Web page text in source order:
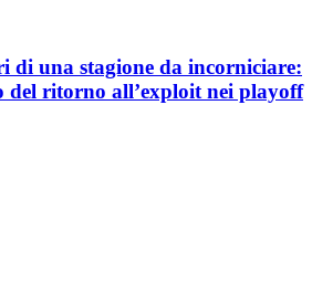
di una stagione da incorniciare:
del ritorno all’exploit nei playoff